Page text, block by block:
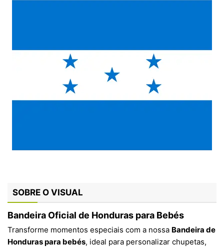
SOBRE O VISUAL
Bandeira Oficial de Honduras para Bebés
Transforme momentos especiais com a nossa Bandeira de
Honduras para bebés, ideal para personalizar chupetas,